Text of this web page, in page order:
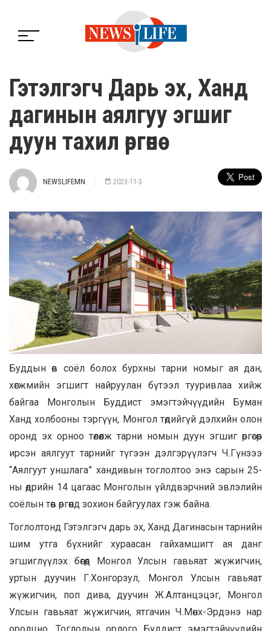
Гэтэлгэгч Дарь эх, Ханд
дагинын аялгуу эгшиг
дуун тахил өргөнө
NEWSLIFEMN 2023-11-3
Буддын өв соёл болох бурхны тарни номыг ая дан,
хөгжмийн эгшигт найруулан бүтээл тууривлаа хийж
байгаа Монголын Буддист эмэгтэйчүүдийн Буман
Ханд холбооны тэргүүн, Монгол төдийгүй дэлхийн олон
оронд эх орноо төлөөлж тарни номын дуун эгшиг өргөсөөр
ирсэн аялгуут тарнийг түгээн дэлгэрүүлэгч Ч.Гүнзээ
“Аялгуут уншлага” хандивын тоглолтоо энэ сарын 25-
ны өдрийн 14 цагаас Монголын үйлдвэрчний эвлэлийн
соёлын төв өргөөнд зохион байгуулах гэж байна.
Тоглолтонд Гэтэлгэгч дарь эх, Ханд Дагинасын тарнийн
шим утга бүхнийг хураасан гайхамшигт ая данг
эгшиглүүлэх бөгөөд Монгол Улсын гавьяат жүжигчин,
уртын дуучин Г.Хонгорзул, Монгол Улсын гавьяат
жүжигчин, поп дива, дуучин Ж.Алтанцэцэг, Монгол
Улсын гавьяат жүжигчин, ятгачин Ч.Мөнх-Эрдэнэ нар